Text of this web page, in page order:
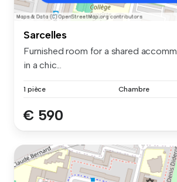
Sarcelles
Furnished room for a shared
in a chic...
1 pièce Chambre
€ 590